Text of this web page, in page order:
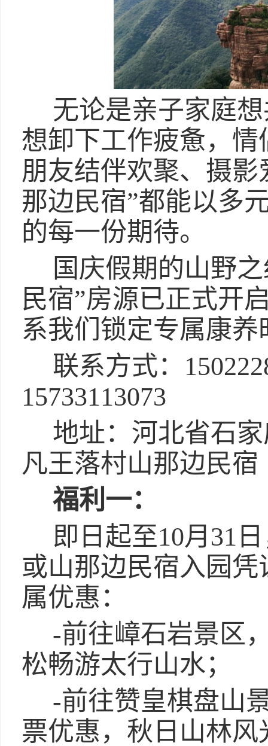
无论是亲子家庭
想卸下工作疲惫，
朋友结伴欢聚、摄
那边民宿”都能以多
的每一份期待。
国庆假期的山野
民宿”房源已正式开
系我们锁定专属康养
联系方式：
15733113073
地址：河北省石
凡王落村山那边民宿
福利一：
即日起至10月31
或山那边民宿入园
属优惠：
-前往嶂石岩景区
松畅游太行山水；
-前往赞皇棋盘山
票优惠，秋日山林